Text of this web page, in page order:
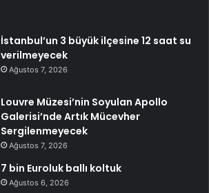
İstanbul’un 3 büyük ilçesine 12 saat su
verilmeyecek
Ağustos 7, 2026
Louvre Müzesi’nin Soyulan Apollo
Galerisi’nde Artık Mücevher
Sergilenmeyecek
Ağustos 7, 2026
7 bin Euroluk ballı koltuk
Ağustos 6, 2026